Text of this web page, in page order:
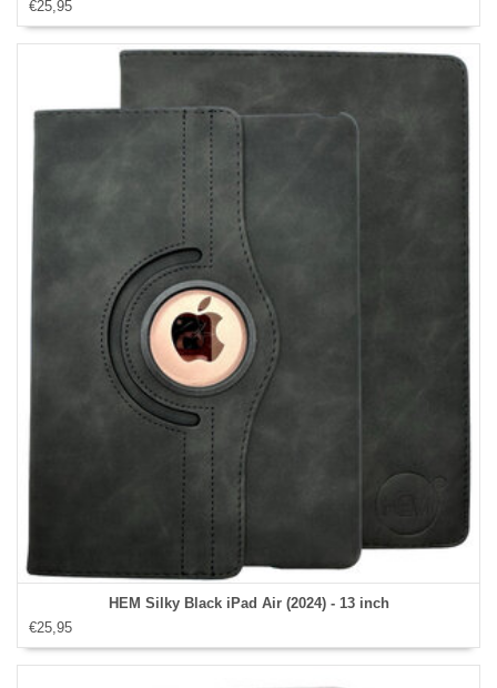
€25,95
HEM Silky Black iPad Air (2024) - 13 inch
€25,95